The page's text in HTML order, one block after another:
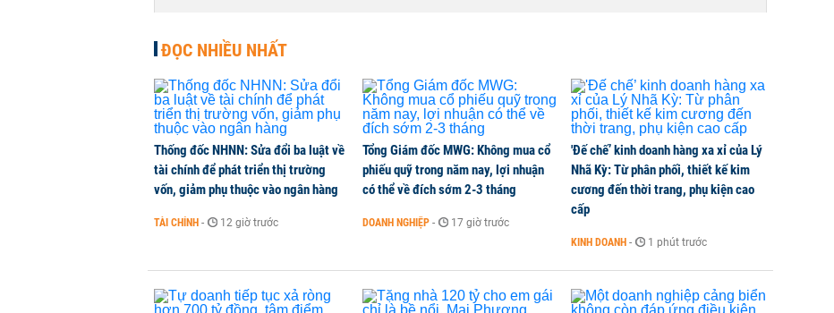
Tái cấu trúc đúng hướng, Nam Hoa hái trái ngọt trong kết quả kinh doanh nửa đầu
2026
CHUYỂN ĐỘNG THỊ TRƯỜNG - 1 phút trước
Doanh nghiệp 'họ FPT' chốt ngày nhận cổ tức 10.000 đồng/cp
DOANH NGHIỆP 1 phút trước
CEO ngân hàng lớn nhất nước Mỹ: ‘Nợ margin đang ở mức cao nhất mọi thời đại’
Báo cáo F&B QI/2026: Biến động chi phí và xu hướng bảo vệ lợi nhuận của doanh
ĐỌC NHIỀU NHẤT
Thống đốc NHNN: Sửa đổi ba luật về
tài chính để phát triển thị trường
vốn, giảm phụ thuộc vào ngân hàng
TÀI CHÍNH - 12 giờ trước
Tổng Giám đốc MWG: Không mua cổ
phiếu quỹ trong năm nay, lợi nhuận
có thể về đích sớm 2-3 tháng
DOANH NGHIỆP - 17 giờ trước
'Đế chế’ kinh doanh hàng xa xỉ của Lý
Nhã Kỳ: Từ phân phối, thiết kế kim
cương đến thời trang, phụ kiện cao
cấp
KINH DOANH - 1 phút trước